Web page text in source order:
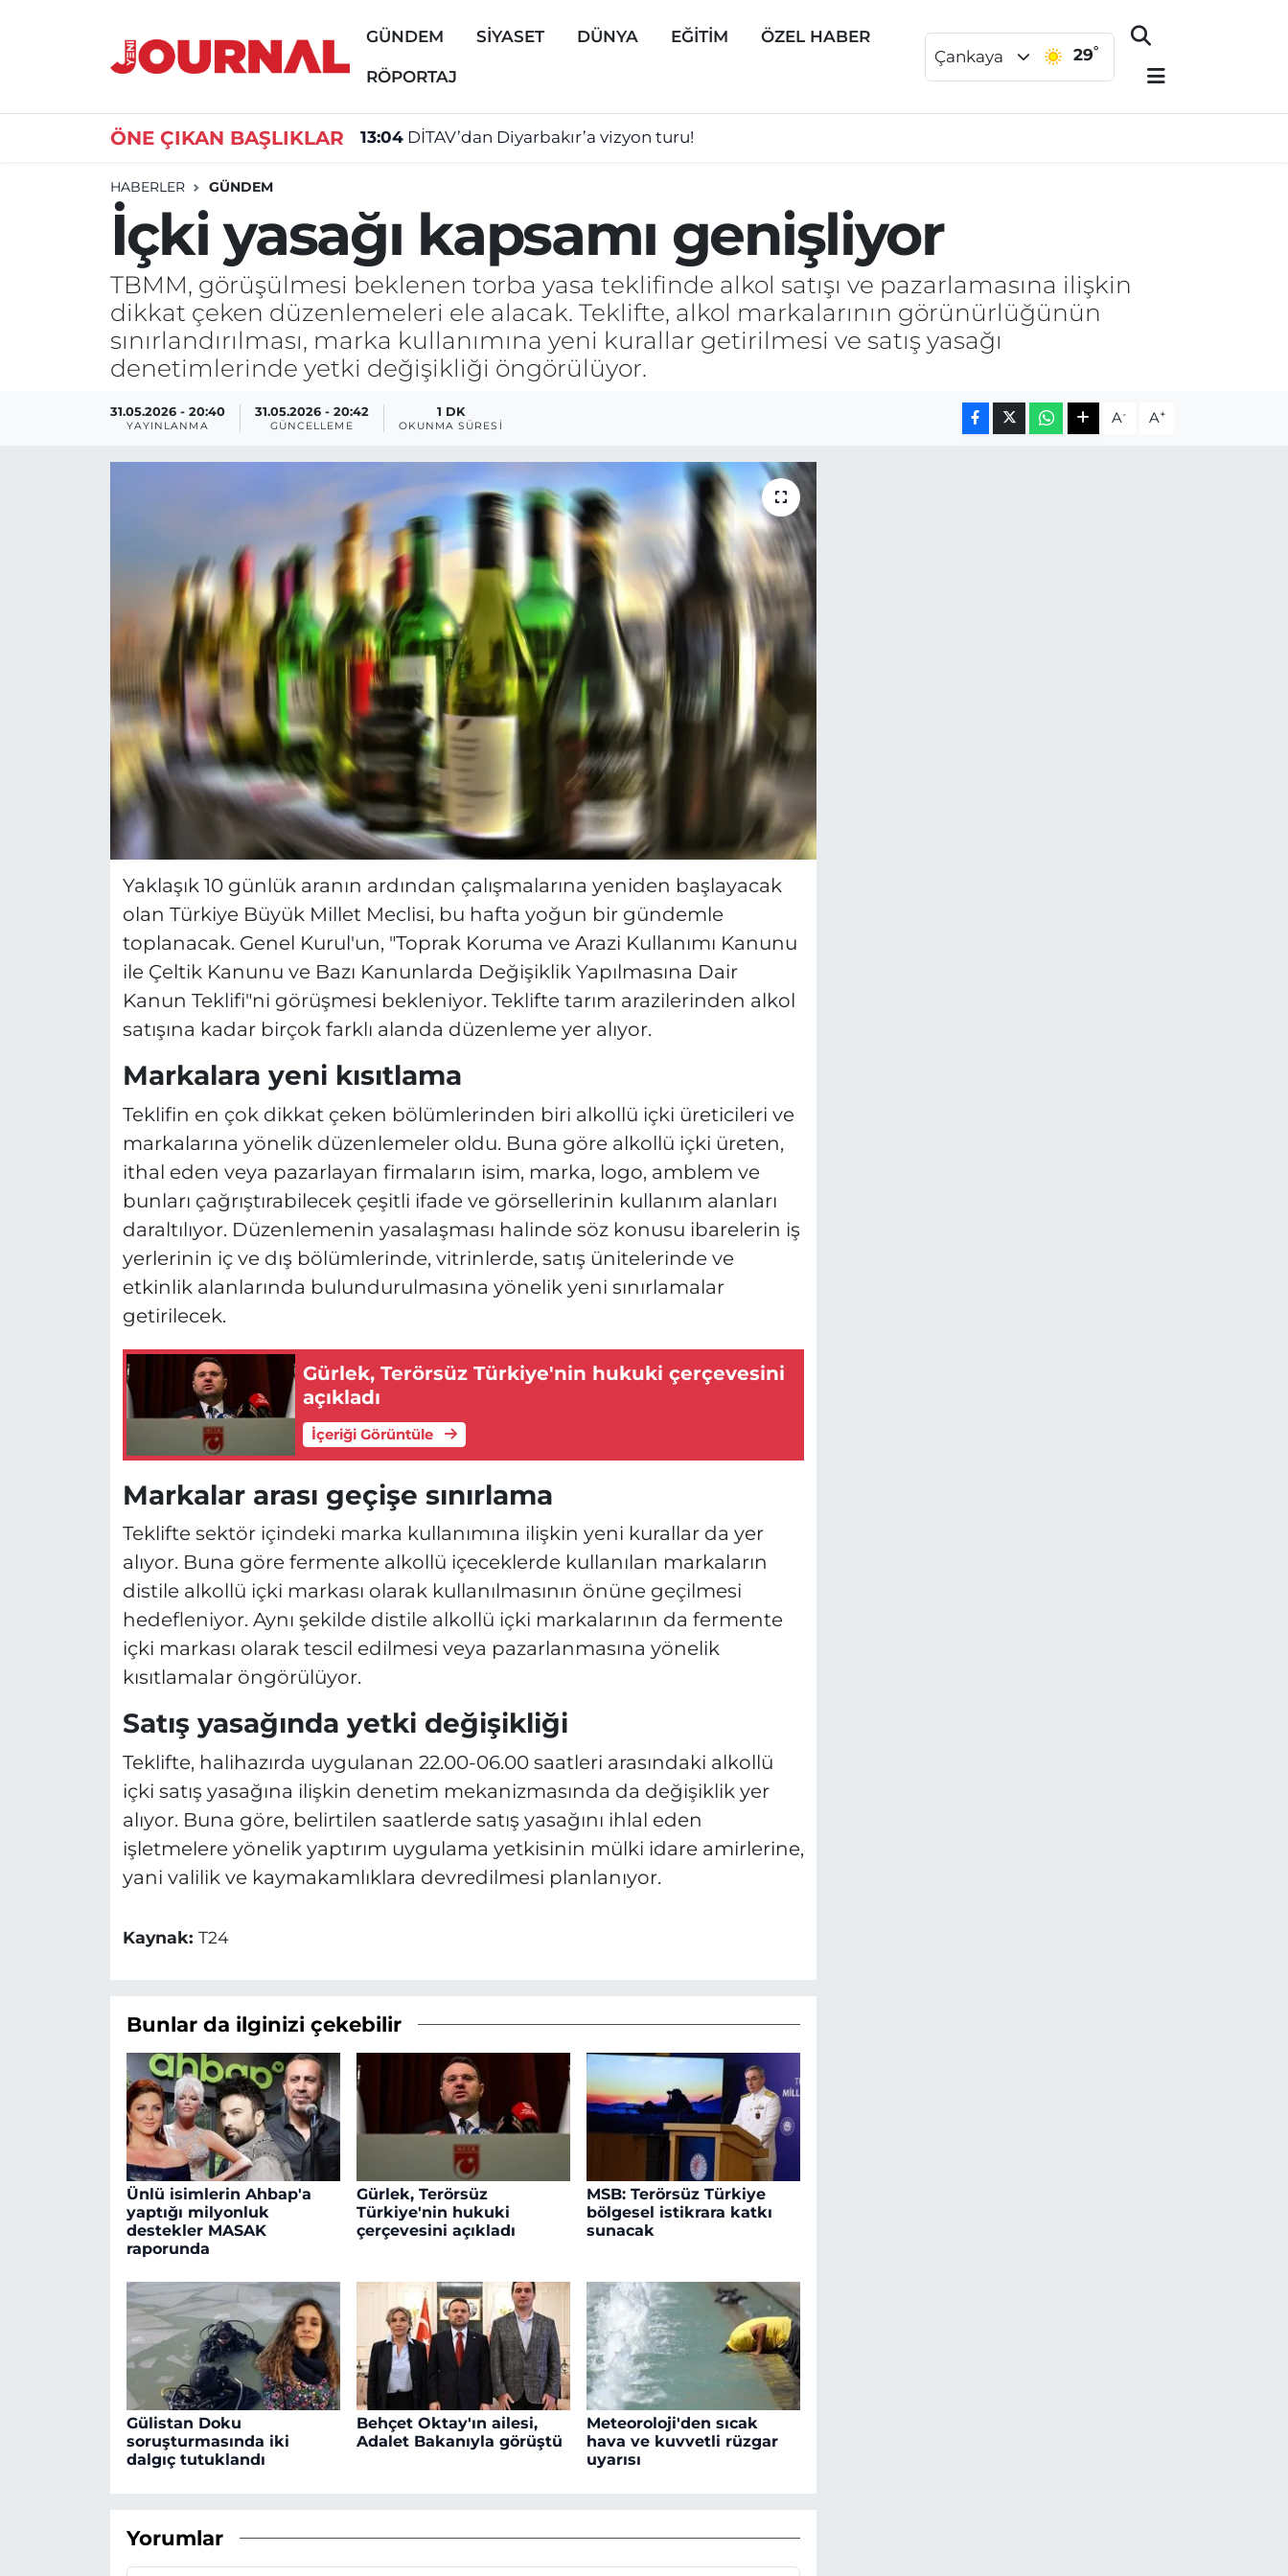
GÜNDEM SİYASET DÜNYA EĞİTİM ÖZEL HABER
RÖPORTAJ
Çankaya 29°
ÖNE ÇIKAN BAŞLIKLAR
HABERLER GÜNDEM
İçki yasağı kapsamı genişliyor
TBMM, görüşülmesi beklenen torba yasa teklifinde alkol satışı ve pazarlamasına ilişkin
dikkat çeken düzenlemeleri ele alacak. Teklifte, alkol markalarının görünürlüğünün
sınırlandırılması, marka kullanımına yeni kurallar getirilmesi ve satış yasağı
denetimlerinde yetki değişikliği öngörülüyor.
31.05.2026 - 20:40
YAYINLANMA
31.05.2026 - 20:42
GÜNCELLEME
1 DK
OKUNMA SÜRESI A- A+
Yaklaşık 10 günlük aranın ardından çalışmalarına yeniden başlayacak
olan Türkiye Büyük Millet Meclisi, bu hafta yoğun bir gündemle
toplanacak. Genel Kurul'un, "Toprak Koruma ve Arazi Kullanımı Kanunu
ile Çeltik Kanunu ve Bazı Kanunlarda Değişiklik Yapılmasına Dair
Kanun Teklifi"ni görüşmesi bekleniyor. Teklifte tarım arazilerinden alkol
satışına kadar birçok farklı alanda düzenleme yer alıyor.
Markalara yeni kısıtlama
Teklifin en çok dikkat çeken bölümlerinden biri alkollü içki üreticileri ve
markalarına yönelik düzenlemeler oldu. Buna göre alkollü içki üreten,
ithal eden veya pazarlayan firmaların isim, marka, logo, amblem ve
bunları çağrıştırabilecek çeşitli ifade ve görsellerinin kullanım alanları
daraltılıyor. Düzenlemenin yasalaşması halinde söz konusu ibarelerin iş
yerlerinin iç ve dış bölümlerinde, vitrinlerde, satış ünitelerinde ve
etkinlik alanlarında bulundurulmasına yönelik yeni sınırlamalar
getirilecek.
Gürlek, Terörsüz Türkiye'nin hukuki çerçevesini
açıkladı
İçeriği Görüntüle
Markalar arası geçişe sınırlama
Teklifte sektör içindeki marka kullanımına ilişkin yeni kurallar da yer
alıyor. Buna göre fermente alkollü içeceklerde kullanılan markaların
distile alkollü içki markası olarak kullanılmasının önüne geçilmesi
hedefleniyor. Aynı şekilde distile alkollü içki markalarının da fermente
içki markası olarak tescil edilmesi veya pazarlanmasına yönelik
kısıtlamalar öngörülüyor.
Satış yasağında yetki değişikliği
Teklifte, halihazırda uygulanan 22.00-06.00 saatleri arasındaki alkollü
içki satış yasağına ilişkin denetim mekanizmasında da değişiklik yer
alıyor. Buna göre, belirtilen saatlerde satış yasağını ihlal eden
işletmelere yönelik yaptırım uygulama yetkisinin mülki idare amirlerine,
yani valilik ve kaymakamlıklara devredilmesi planlanıyor.
Kaynak: T24
Bunlar da ilginizi çekebilir
Ünlü isimlerin Ahbap'a
yaptığı milyonluk
destekler MASAK
raporunda
Gürlek, Terörsüz
Türkiye'nin hukuki
çerçevesini açıkladı
MSB: Terörsüz Türkiye
bölgesel istikrara katkı
sunacak
Gülistan Doku
soruşturmasında iki
dalgıç tutuklandı
Behçet Oktay'ın ailesi,
Adalet Bakanıyla görüştü
Meteoroloji'den sıcak
hava ve kuvvetli rüzgar
uyarısı
Yorumlar
GÜNDEM
DÜNYA
ÖZEL HABER
Nöbetçi Eczaneler
Süper Lig Puan Durumu ve Fikstür
Tüm Manşetler
Son Dakika Haberleri
Haber Arşivi